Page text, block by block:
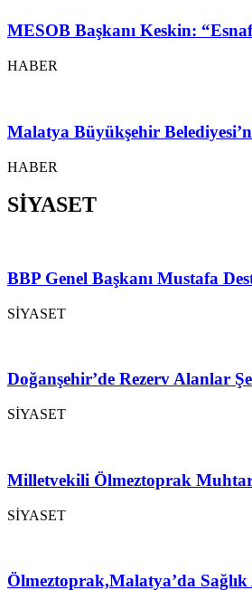
MESOB Başkanı Keskin:
HABER
Malatya Büyükşehir
HABER
SİYASET
BBP Genel Başkanı Mustafa
SİYASET
Doğanşehir’de Rezerv Alanlar
SİYASET
Milletvekili Ölmeztoprak
SİYASET
Ölmeztoprak,Malatya’da Sağlık